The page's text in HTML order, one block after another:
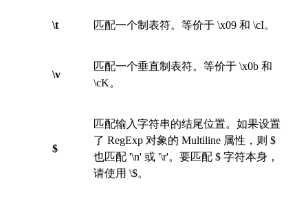
\t 匹配一个制表符。等价于 \x09 和 \cI。
\v
匹配一个垂直制表符。等价于 \x0b 和
\cK。
$
匹配输入字符串的结尾位置。如果设置
了 RegExp 对象的 Multiline 属性，则 $
也匹配 '\n' 或 '\r'。要匹配 $ 字符本身，
请使用 \$。